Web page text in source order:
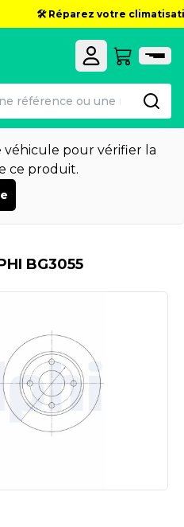
🛠️ Réparez votre
pour vérifier la
ce produit.
BG3055